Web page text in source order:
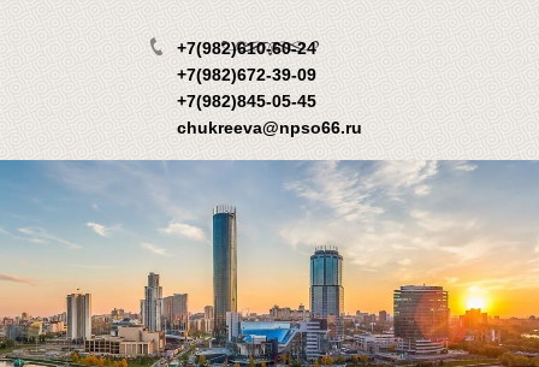
+7(982)610-60-24
+7(982)672-39-09
+7(982)845-05-45
chukreeva@npso66.ru